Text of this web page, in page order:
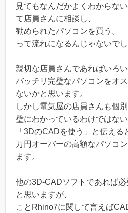
見てもなんだかよくわからな
て店員さんに相談し、
勧められたパソコンを買う。
って流れになるんじゃないで
親切な店員さんであればいろ
バッチリ完璧なパソコンをオ
ないかと思います。
しかし電気屋の店員さんも個
璧にわかっているわけではない
「3DのCADを使う」と伝え
万円オーバーの高額なパソコ
ます。
他の3D-CADソフトであれば
と思いますが、
ことRhino7に関して言えば